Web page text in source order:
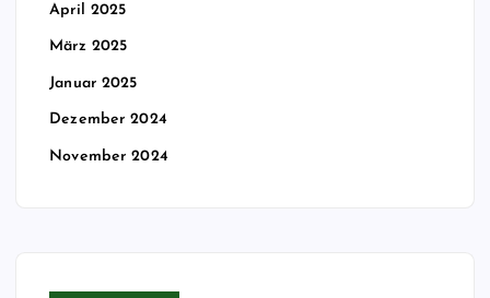
April 2025
März 2025
Januar 2025
Dezember 2024
November 2024